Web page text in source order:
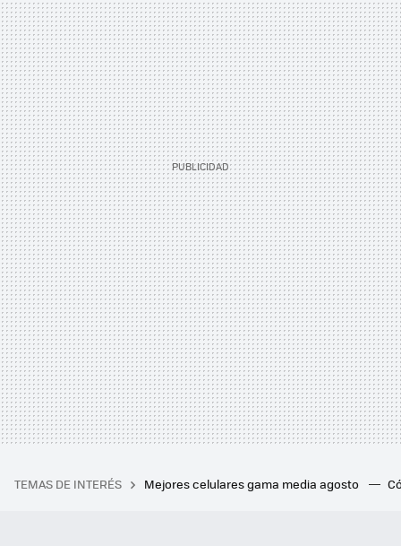
TEMAS DE INTERÉS Mejores celulares gama media agosto